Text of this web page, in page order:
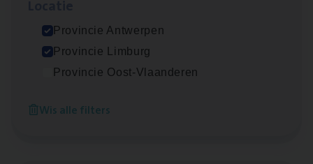
Provincie Antwerpen
Provincie Limburg
Provincie Oost-Vlaanderen
Wis alle filters
Insu­ran­ce Bro­kerKMO
Antwerpen